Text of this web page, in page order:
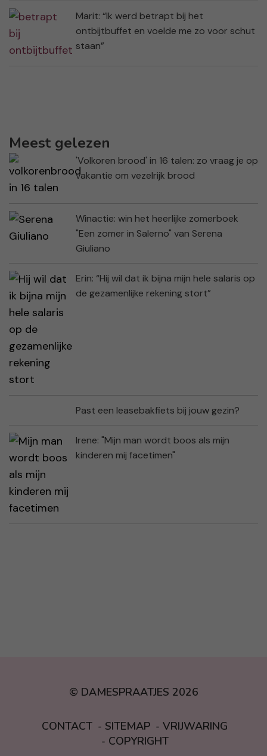
Marit: “Ik werd betrapt bij het
ontbijtbuffet en voelde me zo voor schut
staan”
Meest gelezen
'Volkoren brood' in 16 talen: zo vraag je op
vakantie om vezelrijk brood
Winactie: win het heerlijke zomerboek
"Een zomer in Salerno" van Serena
Giuliano
Erin: “Hij wil dat ik bijna mijn hele salaris op
de gezamenlijke rekening stort”
Past een leasebakfiets bij jouw gezin?
Irene: "Mijn man wordt boos als mijn
kinderen mij facetimen"
© DAMESPRAATJES 2026
CONTACT SITEMAP
VRIJWARING
COPYRIGHT